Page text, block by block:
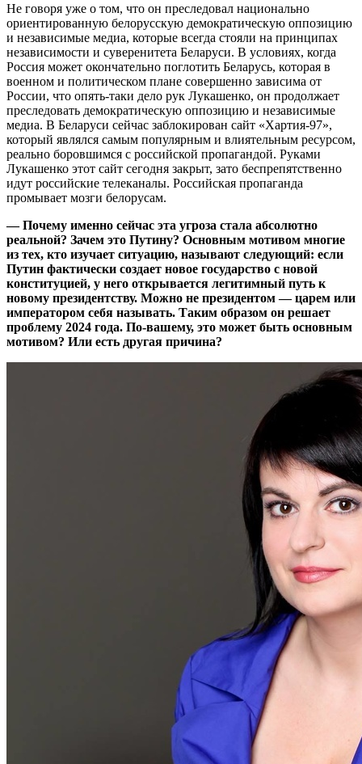
Не говоря уже о том, что он преследовал национально
ориентированную белорусскую демократическую оппозицию
и независимые медиа, которые всегда стояли на принципах
независимости и суверенитета Беларуси. В условиях, когда
Россия может окончательно поглотить Беларусь, которая в
военном и политическом плане совершенно зависима от
России, что опять-таки дело рук Лукашенко, он продолжает
преследовать демократическую оппозицию и независимые
медиа. В Беларуси сейчас заблокирован сайт «Хартия-97»,
который являлся самым популярным и влиятельным ресурсом,
реально боровшимся с российской пропагандой. Руками
Лукашенко этот сайт сегодня закрыт, зато беспрепятственно
идут российские телеканалы. Российская пропаганда
промывает мозги белорусам.
— Почему именно сейчас эта угроза стала абсолютно
реальной? Зачем это Путину? Основным мотивом многие
из тех, кто изучает ситуацию, называют следующий: если
Путин фактически создает новое государство с новой
конституцией, у него открывается легитимный путь к
новому президентству. Можно не президентом — царем или
императором себя называть. Таким образом он решает
проблему 2024 года. По-вашему, это может быть основным
мотивом? Или есть другая причина?